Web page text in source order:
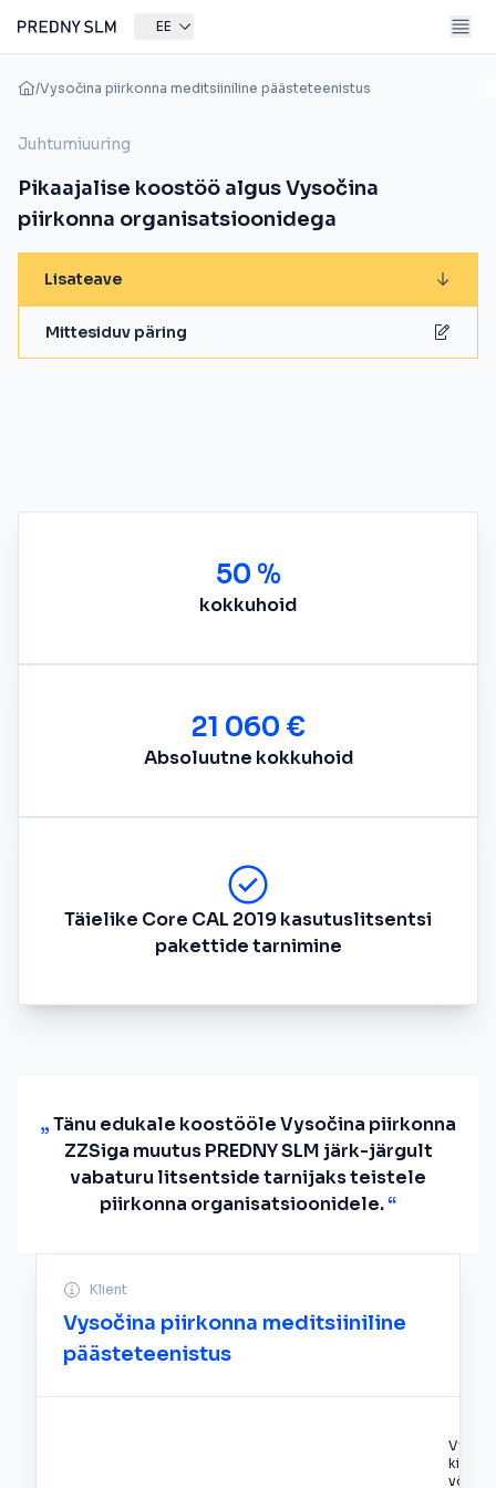
EE
/Vysočina piirkonna meditsiiniline päästeteenistus
Juhtumiuuring
Pikaajalise koostöö algus Vysočina
piirkonna organisatsioonidega
Lisateave
Mittesiduv päring
50 %
kokkuhoid
21 060 €
Absoluutne kokkuhoid
Täielike Core CAL 2019 kasutuslitsentsi
pakettide tarnimine
„Tänu edukale koostööle Vysočina piirkonna
ZZSiga muutus PREDNY SLM järk-järgult
vabaturu litsentside tarnijaks teistele
piirkonna organisatsioonidele.“
Klient
Vysočina piirkonna meditsiiniline
päästeteenistus